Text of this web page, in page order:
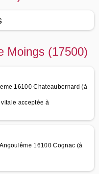
Moings (17500)
16100 Chateaubernard (à
acceptée à
16100 Cognac (à